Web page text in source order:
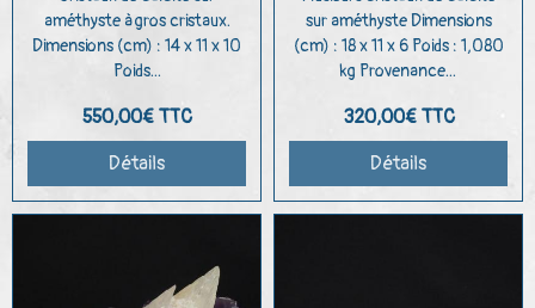
améthyste à gros cristaux.
Dimensions (cm) : 14 x 11 x 10
Poids...
550,00€ TTC
Détails
sur améthyste Dimensions
(cm) : 18 x 11 x 6 Poids : 1,080
kg Provenance...
320,00€ TTC
Détails